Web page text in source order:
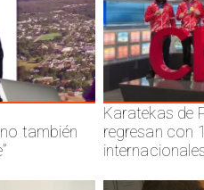
también
Karatekas de
regresan con